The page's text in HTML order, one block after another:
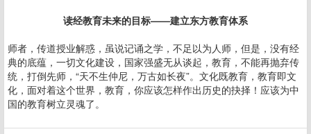
读经教育未来的目标——建立东方教育体系
师者，传道授业解惑，虽说记诵之学，不足以为人师，但是，没有经
典的底蕴，一切文化建设，国家强盛无从谈起，教育，不能再抛弃传
统，打倒先师，“天不生仲尼，万古如长夜”。文化既教育，教育即文
化，面对着这个世界，教育，你应该怎样作出历史的抉择！应该为中
国的教育树立灵魂了。